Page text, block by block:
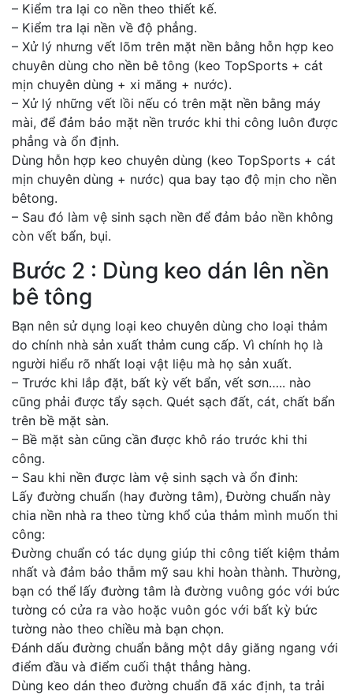
– Kiểm tra lại co nền theo thiết kế.
– Kiểm tra lại nền về độ phẳng.
– Xử lý nhưng vết lõm trên mặt nền bằng hỗn hợp keo
chuyên dùng cho nền bê tông (keo TopSports + cát
mịn chuyên dùng + xi măng + nước).
– Xử lý những vết lồi nếu có trên mặt nền bằng máy
mài, để đảm bảo mặt nền trước khi thi công luôn được
phẳng và ổn định.
Dùng hỗn hợp keo chuyên dùng (keo TopSports + cát
mịn chuyên dùng + nước) qua bay tạo độ mịn cho nền
bêtong.
– Sau đó làm vệ sinh sạch nền để đảm bảo nền không
còn vết bẩn, bụi.
Bước 2 : Dùng keo dán lên nền
bê tông
Bạn nên sử dụng loại keo chuyên dùng cho loại thảm
do chính nhà sản xuất thảm cung cấp. Vì chính họ là
người hiểu rõ nhất loại vật liệu mà họ sản xuất.
– Trước khi lắp đặt, bất kỳ vết bẩn, vết sơn….. nào
cũng phải được tẩy sạch. Quét sạch đất, cát, chất bẩn
trên bề mặt sàn.
– Bề mặt sàn cũng cần được khô ráo trước khi thi
công.
– Sau khi nền được làm vệ sinh sạch và ổn đinh:
Lấy đường chuẩn (hay đường tâm), Đường chuẩn này
chia nền nhà ra theo từng khổ của thảm mình muốn thi
công:
Đường chuẩn có tác dụng giúp thi công tiết kiệm thảm
nhất và đảm bảo thẫm mỹ sau khi hoàn thành. Thường,
bạn có thể lấy đường tâm là đường vuông góc với bức
tường có cửa ra vào hoặc vuôn góc với bất kỳ bức
tường nào theo chiều mà bạn chọn.
Đánh dấu đường chuẩn bằng một dây giăng ngang với
điểm đầu và điểm cuối thật thẳng hàng.
Dùng keo dán theo đường chuẩn đã xác định, ta trải